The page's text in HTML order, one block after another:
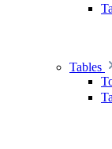
Tables